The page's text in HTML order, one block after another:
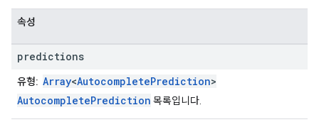
속성
predictions
유형: Array<AutocompletePrediction>
AutocompletePrediction 목록입니다.